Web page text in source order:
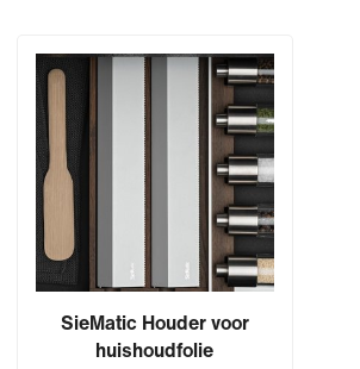
SieMatic Houder voor
huishoudfolie